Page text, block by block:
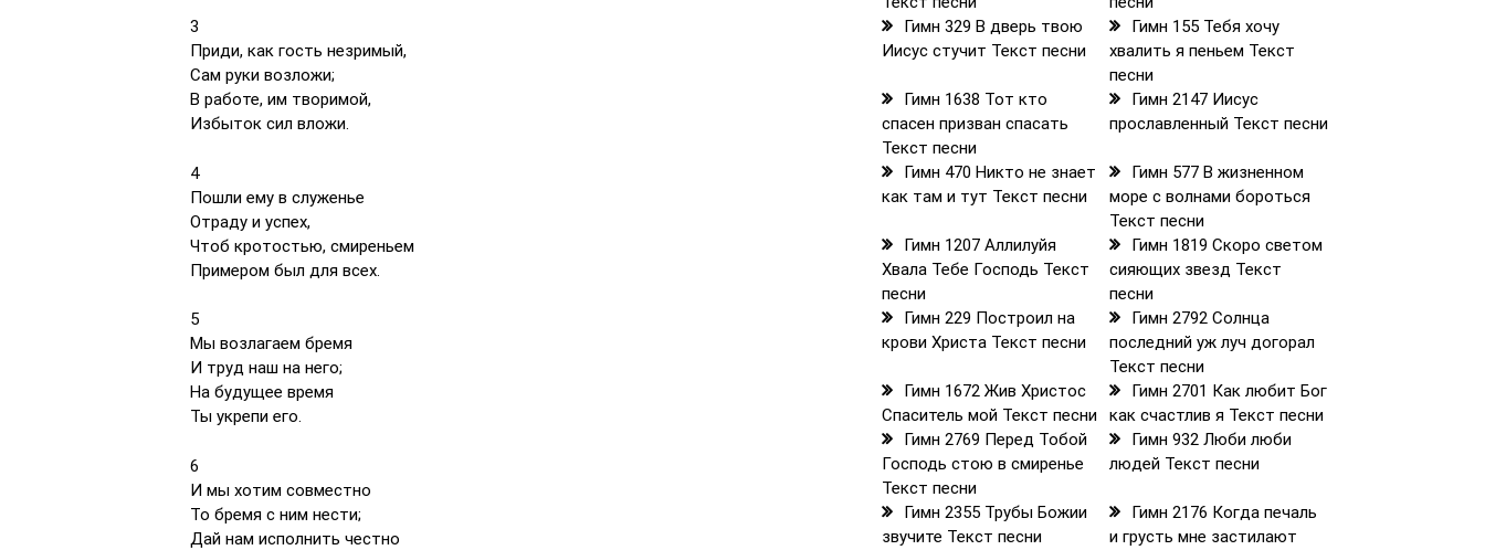
3
Приди, как гость незримый,
Сам руки возложи;
В работе, им творимой,
Избыток сил вложи.
4
Пошли ему в служенье
Отраду и успех,
Чтоб кротостью, смиреньем
Примером был для всех.
5
Мы возлагаем бремя
И труд наш на него;
На будущее время
Ты укрепи его.
6
И мы хотим совместно
То бремя с ним нести;
Дай нам исполнить честно
Гимн 329 В дверь твою
Иисус стучит Текст песни
Гимн 155 Тебя хочу
хвалить я пеньем Текст
песни
Гимн 1638 Тот кто
спасен призван спасать
Текст песни
Гимн 2147 Иисус
прославленный Текст песни
Гимн 470 Никто не знает
как там и тут Текст песни
Гимн 577 В жизненном
море с волнами бороться
Текст песни
Гимн 1207 Аллилуйя
Хвала Тебе Господь Текст
песни
Гимн 1819 Скоро светом
сияющих звезд Текст
песни
Гимн 229 Построил на
крови Христа Текст песни
Гимн 2792 Солнца
последний уж луч догорал
Текст песни
Гимн 1672 Жив Христос
Спаситель мой Текст песни
Гимн 2701 Как любит Бог
как счастлив я Текст песни
Гимн 2769 Перед Тобой
Господь стою в смиренье
Текст песни
Гимн 932 Люби люби
людей Текст песни
Гимн 2355 Трубы Божии
звучите Текст песни
Гимн 2176 Когда печаль
и грусть мне застилают